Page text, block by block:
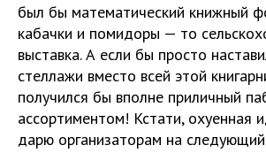
был бы математический книжный
кабачки и помидоры — то
выставка. А если бы просто
стеллажи вместо всей этой
получился бы вполне приличный
ассортиментом! Кстати, охуенная
дарю организаторам на